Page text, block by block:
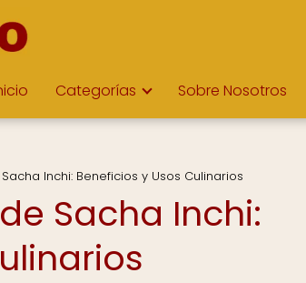
Categorías Sobre Nosotros
Inchi: Beneficios y Usos Culinarios
Sacha Inchi: